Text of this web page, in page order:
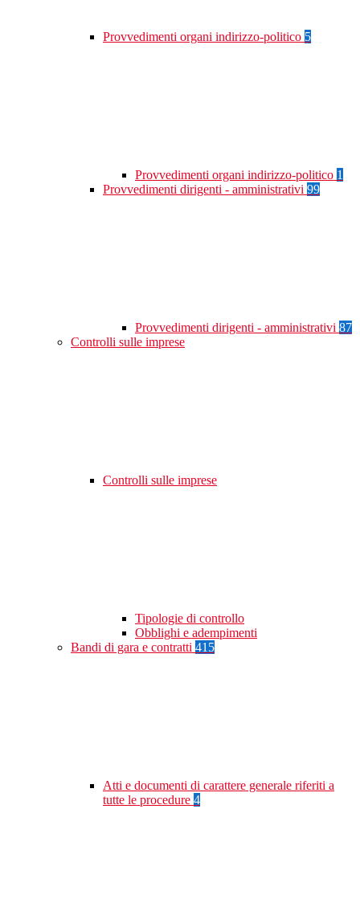
Provvedimenti organi indirizzo-politico 5
Provvedimenti organi indirizzo-politico 1
Provvedimenti dirigenti - amministrativi 99
Provvedimenti dirigenti - amministrativi 87
Controlli sulle imprese
Controlli sulle imprese
Tipologie di controllo
Obblighi e adempimenti
Bandi di gara e contratti 415
Atti e documenti di carattere generale riferiti a
tutte le procedure 4